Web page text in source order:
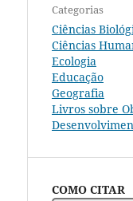
Categorias
Ciências
Ciências
Ecologia
Educação
Geografia
Livros sobre
COMO CITAR